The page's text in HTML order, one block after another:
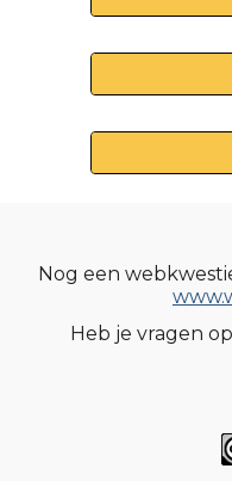
Nog een
Heb je vragen